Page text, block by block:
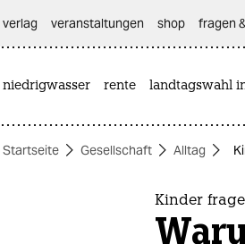
themen
verlag
veranstaltungen shop fragen
niedrigwasser rente landtagswahl
Startseite Gesellschaft Alltag
Kinder